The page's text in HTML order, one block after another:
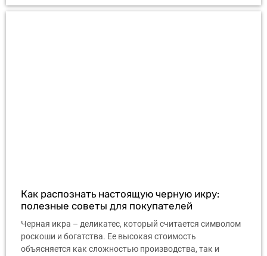
Как распознать настоящую черную икру:
полезные советы для покупателей
Черная икра – деликатес, который считается символом
роскоши и богатства. Ее высокая стоимость
объясняется как сложностью производства, так и